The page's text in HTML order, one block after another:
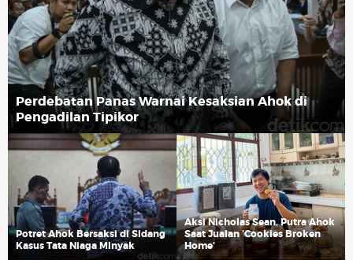
Perdebatan Panas Warnai Kesaksian Ahok di
Pengadilan Tipikor
Potret Ahok Bersaksi di Sidang
Kasus Tata Niaga Minyak
Aksi Nicholas Sean, Putra Ahok
Saat Jualan 'Cookies Broken
Home'